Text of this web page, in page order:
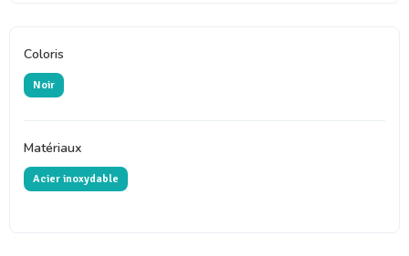
Coloris
Noir
Matériaux
Acier inoxydable